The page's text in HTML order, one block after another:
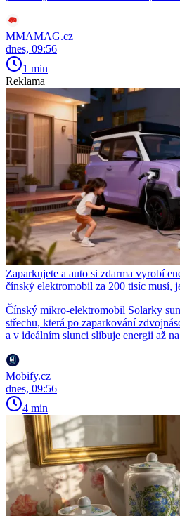
MMAMAG.cz
dnes, 09:56
1 min
Reklama
Zaparkujete a auto si zdarma vyrobí
čínský elektromobil za 200 tisíc musí,
Čínský mikro-elektromobil Solarky
střechu, která po zaparkování
a v ideálním slunci slibuje energii až
Mobify.cz
dnes, 09:56
4 min